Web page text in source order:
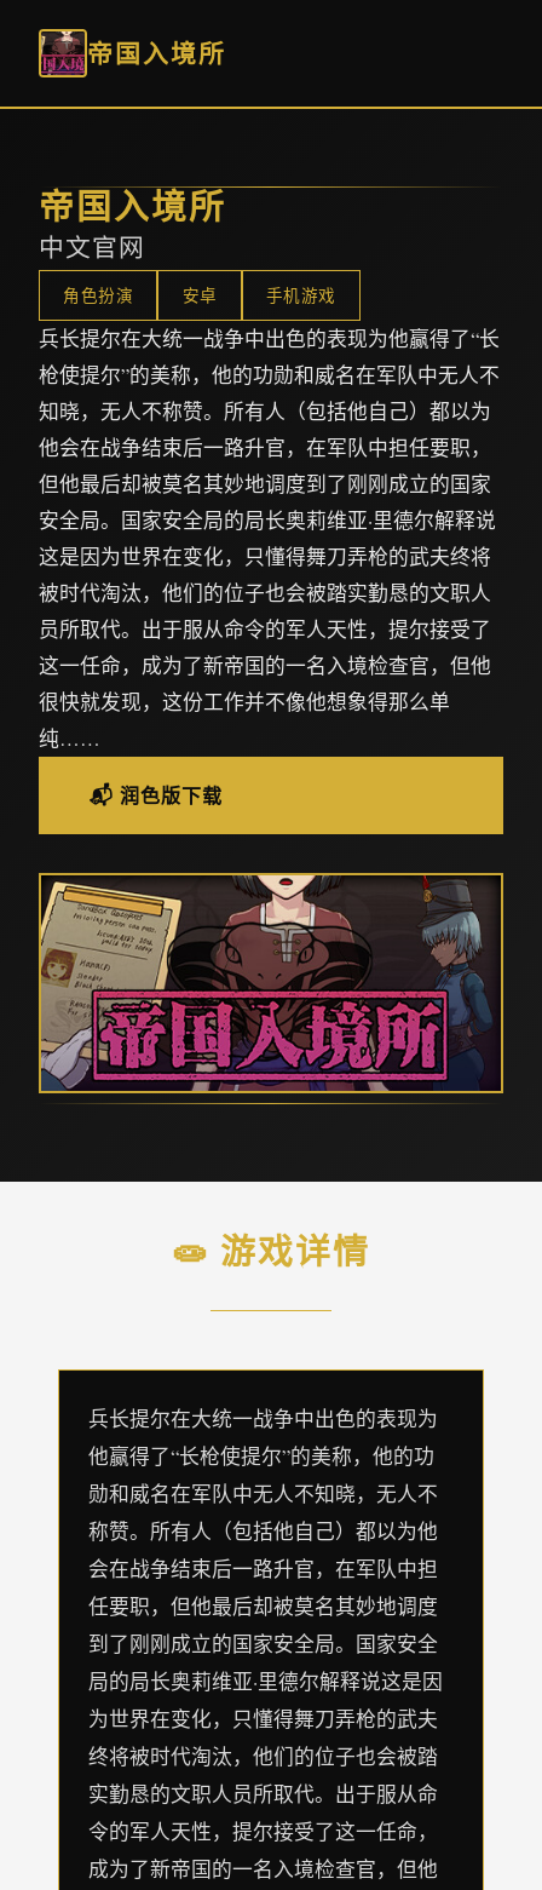
帝国入境所
帝国入境所
中文官网
角色扮演 安卓 手机游戏
兵长提尔在大统一战争中出色的表现为他赢得了“长
枪使提尔”的美称，他的功勋和威名在军队中无人不
知晓，无人不称赞。所有人（包括他自己）都以为
他会在战争结束后一路升官，在军队中担任要职，
但他最后却被莫名其妙地调度到了刚刚成立的国家
安全局。国家安全局的局长奥莉维亚·里德尔解释说
这是因为世界在变化，只懂得舞刀弄枪的武夫终将
被时代淘汰，他们的位子也会被踏实勤恳的文职人
员所取代。出于服从命令的军人天性，提尔接受了
这一任命，成为了新帝国的一名入境检查官，但他
很快就发现，这份工作并不像他想象得那么单
纯……
📬 润色版下载
🧫 游戏详情
兵长提尔在大统一战争中出色的表现为
他赢得了“长枪使提尔”的美称，他的功
勋和威名在军队中无人不知晓，无人不
称赞。所有人（包括他自己）都以为他
会在战争结束后一路升官，在军队中担
任要职，但他最后却被莫名其妙地调度
到了刚刚成立的国家安全局。国家安全
局的局长奥莉维亚·里德尔解释说这是因
为世界在变化，只懂得舞刀弄枪的武夫
终将被时代淘汰，他们的位子也会被踏
实勤恳的文职人员所取代。出于服从命
令的军人天性，提尔接受了这一任命，
成为了新帝国的一名入境检查官，但他